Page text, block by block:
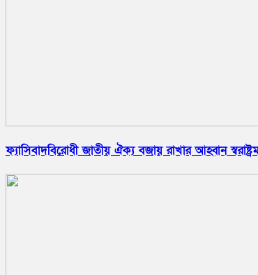
ফ্যাসিবাদবিরোধী জাতীয় ঐক্য বজায় রাখার আহ্বান